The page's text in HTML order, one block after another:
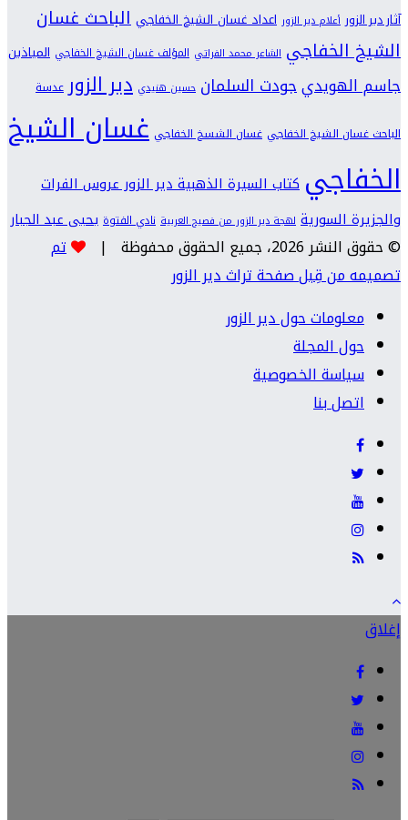
آثار دير الزور أعلام دير الزور اعداد غسان الشيخ الخفاجي الباحث غسان
الشيخ الخفاجي الشاعر محمد الفراتي المؤلف غسان الشيخ الخفاجي المياذين
جاسم الهويديجودت السلمان حسين هنيدي دير الزور عدسة
الباحث غسان الشيخ الخفاجي غسان الشسخ الخفاجي غسان الشيخ
الخفاجي كتاب السيرة الذهبية دير الزور عروس الفرات
والجزيرة السورية لهجة دير الزور من فصيح العربية نادي الفتوة يحيى عبد الجبار
© حقوق النشر 2026، جميع الحقوق محفوظة |
تم
تصميمه من قِبل صفحة تراث دير الزور
معلومات حول دير الزور
حول المجلة
سياسة الخصوصية
اتصل بنا
إغلاق